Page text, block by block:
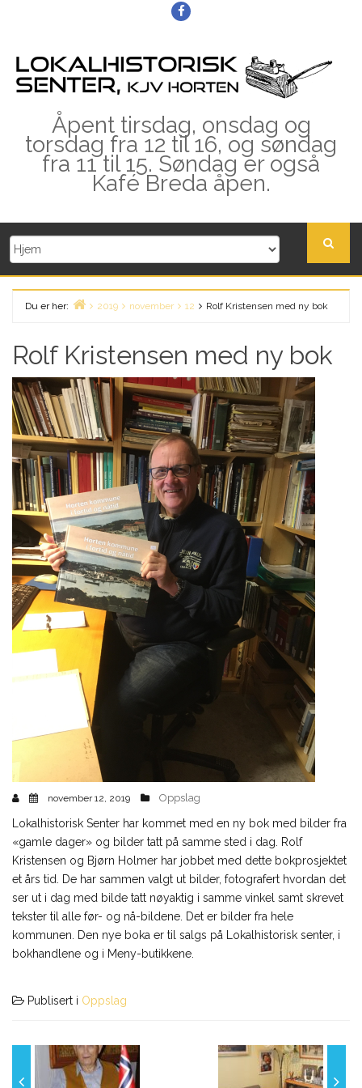
Facebook
Åpent tirsdag, onsdag og
torsdag fra 12 til 16, og søndag
fra 11 til 15. Søndag er også
Kafé Breda åpen.
Du er her:
2019 november 12 Rolf Kristensen med ny bok
Rolf Kristensen med ny bok
november 12, 2019 Oppslag
Lokalhistorisk Senter har kommet med en ny bok med bilder fra
«gamle dager» og bilder tatt på samme sted i dag. Rolf
Kristensen og Bjørn Holmer har jobbet med dette bokprosjektet
et års tid. De har sammen valgt ut bilder, fotografert hvordan det
ser ut i dag med bilde tatt nøyaktig i samme vinkel samt skrevet
tekster til alle før- og nå-bildene. Det er bilder fra hele
kommunen. Den nye boka er til salgs på Lokalhistorisk senter, i
bokhandlene og i Meny-butikkene.
Publisert i Oppslag